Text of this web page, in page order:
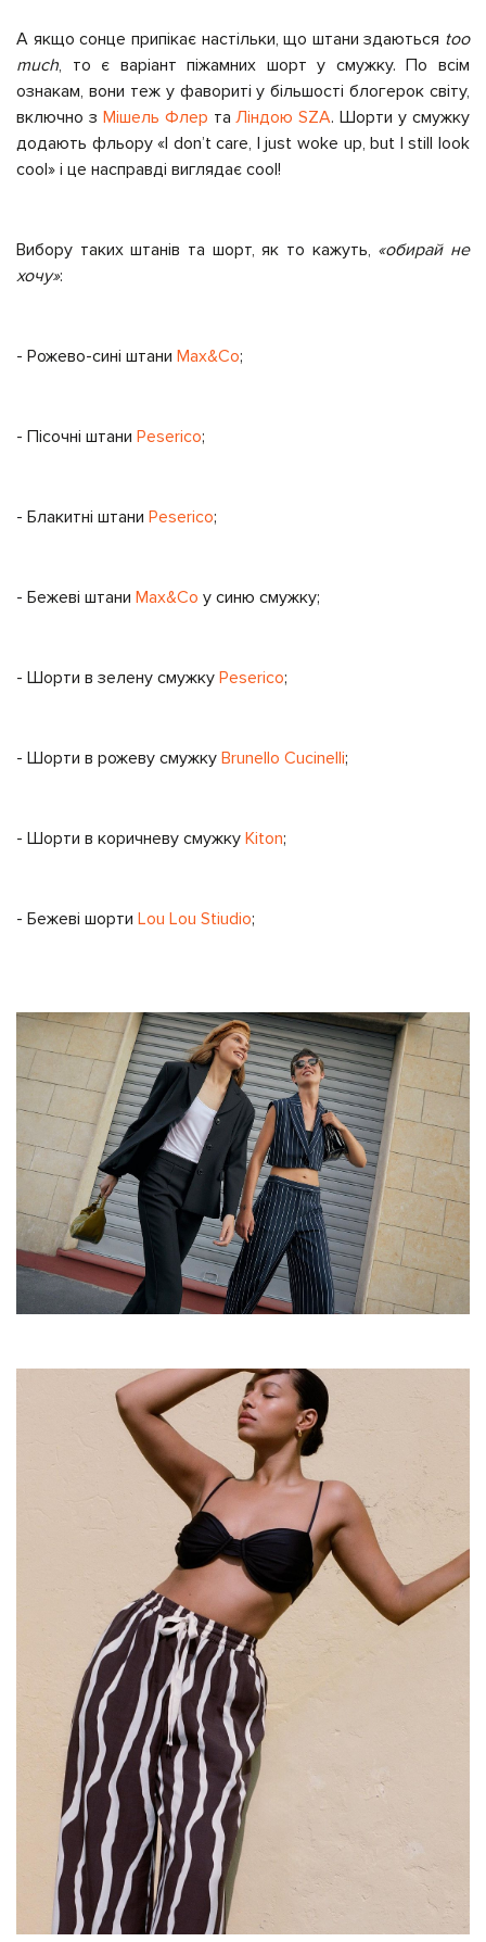
А якщо сонце припікає настільки, що штани здаються too
much, то є варіант піжамних шорт у смужку. По всім
ознакам, вони теж у фавориті у більшості блогерок світу,
включно з Мішель Флер таЛіндoю SZA. Шорти у смужку
додають фльору «I don’t care, I just woke up, but I still look
cool» і це насправді виглядає cool!
Вибору таких штанів та шорт, як то кажуть, «обирай не
хочу»:
- Рожево-сині штани Max&Co;
- Пісочні штани Peserico;
- Блакитні штани Peserico;
- Бежеві штани Max&Co у синю смужку;
- Шорти в зелену смужку Peserico;
- Шорти в рожеву смужку Brunello Cucinelli;
- Шорти в коричневу смужку Kiton;
- Бежеві шорти Lou Lou Stiudio;